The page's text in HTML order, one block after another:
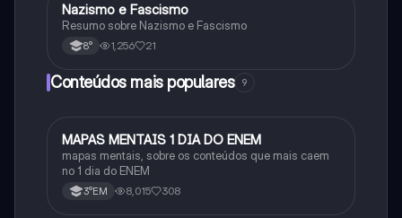
História
Nazismo e Fascismo
Resumo sobre Nazismo e Fascismo
8° 1,256 21
Conteúdos mais populares 9
Português
MAPAS MENTAIS 1 DIA DO ENEM
mapas mentais, sobre os conteúdos que mais caem
no 1 dia do ENEM
3°EM 8,015 308